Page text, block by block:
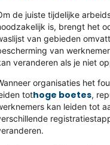
de juiste tijdelijke
is, brengt het
van gebieden
van
veranderen als je niet
organisaties het
tothoge boetes,
kan leiden tot